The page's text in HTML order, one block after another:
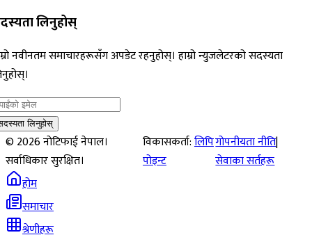
लिनुहोस्
नवीनतम समाचारहरूसँग अपडेट रहनुहोस्। हाम्रो न्युजलेटरको सदस्यता
लिनुहोस्
©2026नोटिफाई नेपाल।
सर्वाधिकार सुरक्षित।
विकासकर्ता:लिपि
पोइन्ट
गोपनीयता नीति|
सेवाका सर्तहरू
होम
समाचार
श्रेणीहरू